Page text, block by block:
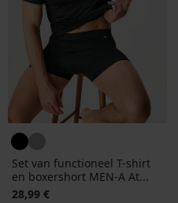
Set van functioneel T-shirt
en boxershort MEN-A At...
28,99 €